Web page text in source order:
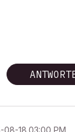
08-18 03:00 PM